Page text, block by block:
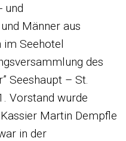
und
Männer aus
im Seehotel
des
Seeshaupt – St.
Vorstand wurde
Martin Dempfle
in der